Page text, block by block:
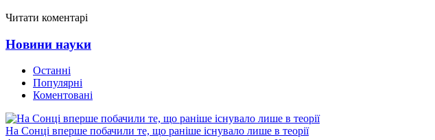
Читати коментарі
Новини науки
Останні
Популярні
Коментовані
На Сонці вперше побачили те, що раніше існувало лише в теорії